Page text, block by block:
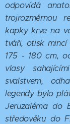
odpovídá
trojrozměrnou
kapky krve na
tváři, otisk
175 - 180 cm,
vlasy
svalstvem,
legendy bylo
Jeruzaléma do
středověku do